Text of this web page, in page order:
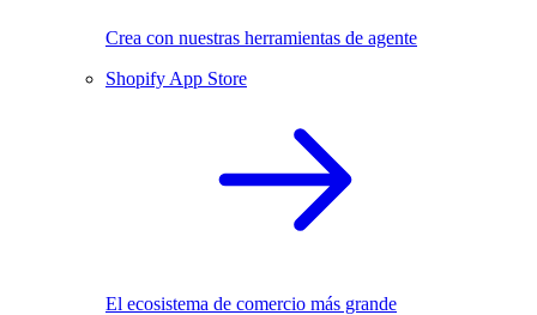
Crea con nuestras herramientas de agente
Shopify App Store
El ecosistema de comercio más grande